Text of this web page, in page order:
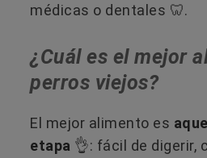
médicas o dentales 🦷​.
¿Cuál es el mejor
perros viejos?
El mejor alimento es
etapa 👌: fácil de digerir,